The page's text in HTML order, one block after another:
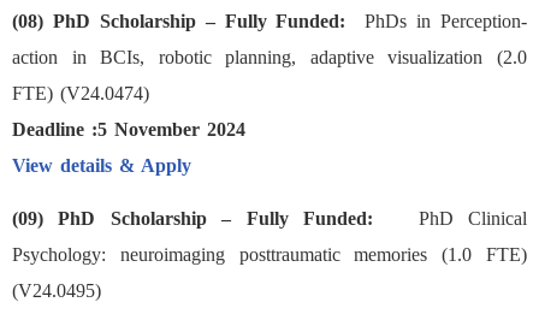
(08) PhD Scholarship – Fully Funded: PhDs in Perception-
action in BCIs, robotic planning, adaptive visualization (2.0
FTE) (V24.0474)
Deadline :5 November 2024
View details & Apply
(09) PhD Scholarship – Fully Funded: PhD Clinical
Psychology: neuroimaging posttraumatic memories (1.0 FTE)
(V24.0495)